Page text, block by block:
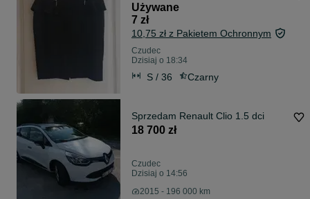
Używane
7 zł
10,75 zł z Pakietem Ochronnym
Czudec
Dzisiaj o 18:34
S / 36 Czarny
Sprzedam Renault Clio 1.5 dci
18 700 zł
Czudec
Dzisiaj o 14:56
2015 - 196 000 km